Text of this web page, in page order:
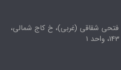
فتحی شقاقی (غربی)، خ کاج شمالی،